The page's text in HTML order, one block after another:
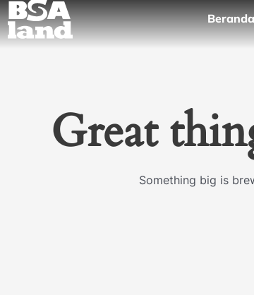
Skip
to
content
Beranda
Great
Something big is